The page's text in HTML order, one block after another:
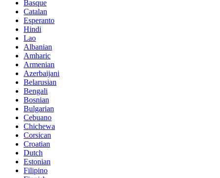
Basque
Catalan
Esperanto
Hindi
Lao
Albanian
Amharic
Armenian
Azerbaijani
Belarusian
Bengali
Bosnian
Bulgarian
Cebuano
Chichewa
Corsican
Croatian
Dutch
Estonian
Filipino